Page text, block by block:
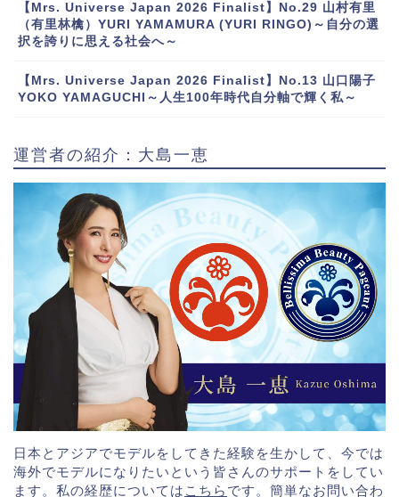
【Mrs. Universe Japan 2026 Finalist】No.29 山村有里
（有里林檎）YURI YAMAMURA (YURI RINGO)～自分の選
択を誇りに思える社会へ～
【Mrs. Universe Japan 2026 Finalist】No.13 山口陽子
YOKO YAMAGUCHI～人生100年時代自分軸で輝く私～
運営者の紹介：大島一恵
日本とアジアでモデルをしてきた経験を生かして、今では
海外でモデルになりたいという皆さんのサポートをしてい
ます。私の経歴については こちら です。簡単なお問い合わ